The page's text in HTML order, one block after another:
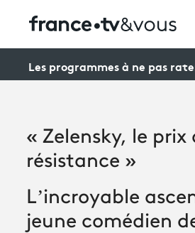
Creators
Participer et assister à une
Les programmes à ne pas
« Zelensky, le prix
résistance »
L’incroyable
jeune comédien